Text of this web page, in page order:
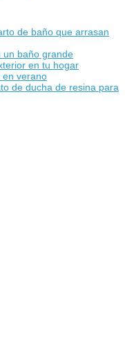
de baño que arrasan
un baño grande
en tu hogar
en verano
de ducha de resina para